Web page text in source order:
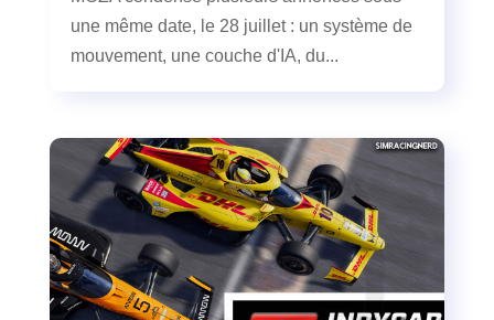
une même date, le 28 juillet : un système de
mouvement, une couche d'IA, du...